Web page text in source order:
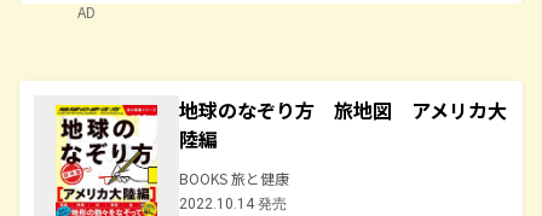
AD
地球のなぞり方 旅地図 アメリカ大
陸編
BOOKS 旅と健康
2022.10.14 発売